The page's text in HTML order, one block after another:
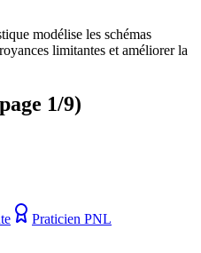
modélise les schémas
limitantes et améliorer la
page 1/9)
Praticien PNL